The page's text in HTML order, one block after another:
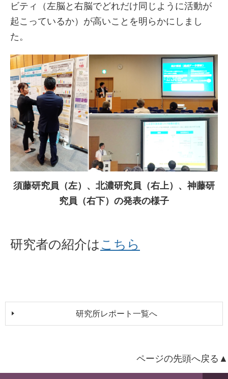
ビティ（左脳と右脳でどれだけ同じように活動が
起こっているか）が高いことを明らかにしまし
た。
須藤研究員（左）、北濃研究員（右上）、神藤研
究員（右下）の発表の様子
研究者の紹介は こちら
研究所レポート一覧へ
ページの先頭へ戻る▲